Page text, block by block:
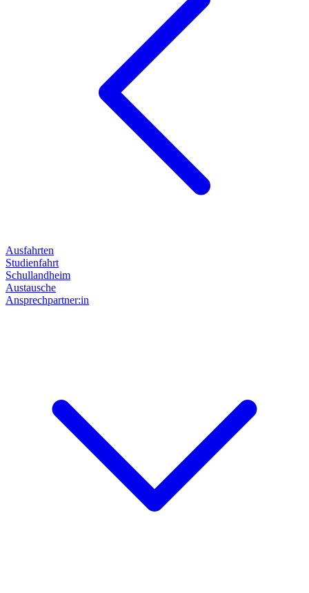
Ausfahrten
Studienfahrt
Schullandheim
Austausche
Ansprechpartner:in